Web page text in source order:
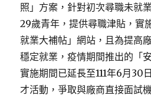
照」方案，針對初次尋職未就
29歲青年，提供尋職津貼，實
就業大補帖」網站，且為提高
穩定就業，疫情期間推出的「
實施期間已延長至111年6月30
才活動，爭取與廠商直接面試